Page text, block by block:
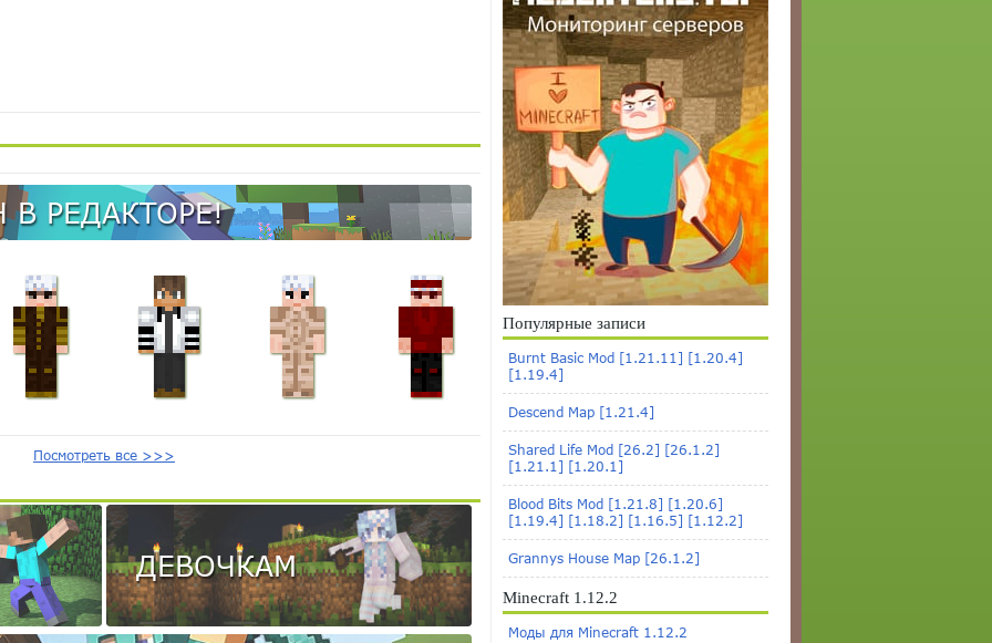
В РЕДАКТОРЕ!
Посмотреть все >>>
ДЕВОЧКАМ
Популярные записи
Burnt Basic Mod [1.21.11] [1.20.4]
[1.19.4]
Descend Map [1.21.4]
Shared Life Mod [26.2] [26.1.2]
[1.21.1] [1.20.1]
Blood Bits Mod [1.21.8] [1.20.6]
[1.19.4] [1.18.2] [1.16.5] [1.12.2]
Grannys House Map [26.1.2]
Minecraft 1.12.2
Моды для Minecraft 1.12.2